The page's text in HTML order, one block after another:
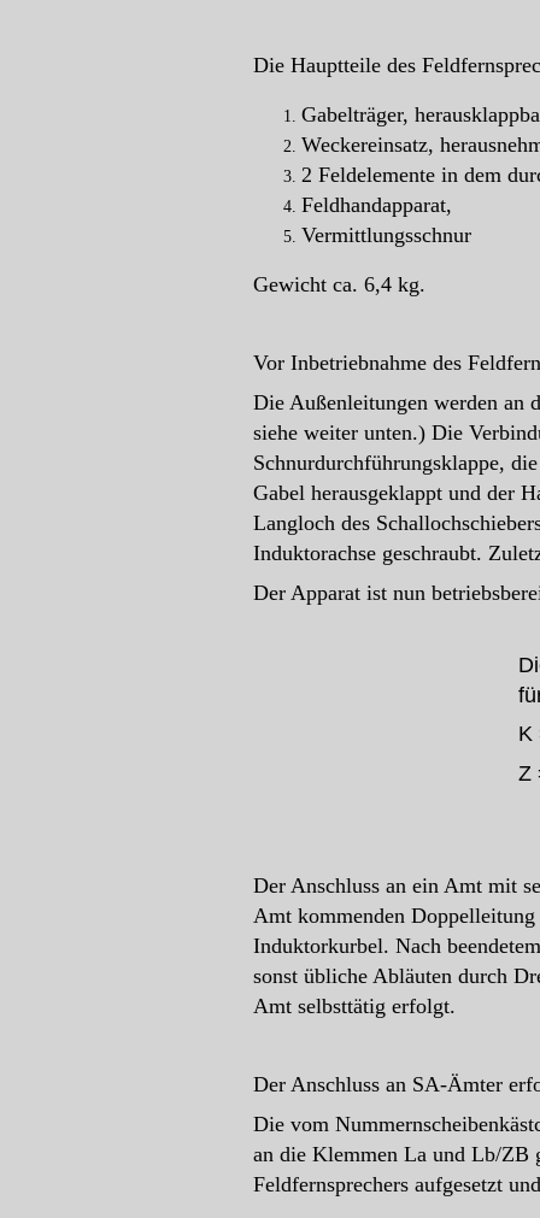
Die Hauptteile des
Gabelträger,
Weckereinsatz,
2 Feldelemente in dem
Feldhandapparat,
Vermittlungsschnur
Gewicht ca. 6,4 kg.
Vor Inbetriebnahme des
Die Außenleitungen werden an
siehe weiter unten.) Die
Schnurdurchführungsklappe,
Gabel herausgeklappt und der
Langloch des
Induktorachse geschraubt.
Der Apparat ist nun
K
Z
Der Anschluss an ein Amt mit
Amt kommenden
Induktorkurbel. Nach
sonst übliche Abläuten durch
Amt selbsttätig erfolgt.
Der Anschluss an SA-Ämter
Die vom
an die Klemmen La und Lb/ZB
Feldfernsprechers aufgesetzt